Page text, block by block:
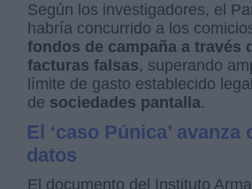
Según los investigadores, el
habría concurrido a los
fondos de campaña a través
facturas falsas, superando
límite de gasto establecido
de sociedades pantalla.
El ‘caso Púnica’ avanza
datos
El documento del Instituto